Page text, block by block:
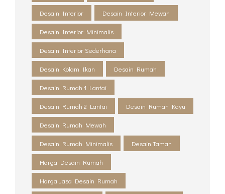
Desain Interior Desain Interior Mewah
Desain Interior Minimalis
Desain Interior Sederhana
Desain Kolam Ikan Desain Rumah
Desain Rumah 1 Lantai
Desain Rumah 2 Lantai Desain Rumah Kayu
Desain Rumah Mewah
Desain Rumah Minimalis Desain Taman
Harga Desain Rumah
Harga Jasa Desain Rumah